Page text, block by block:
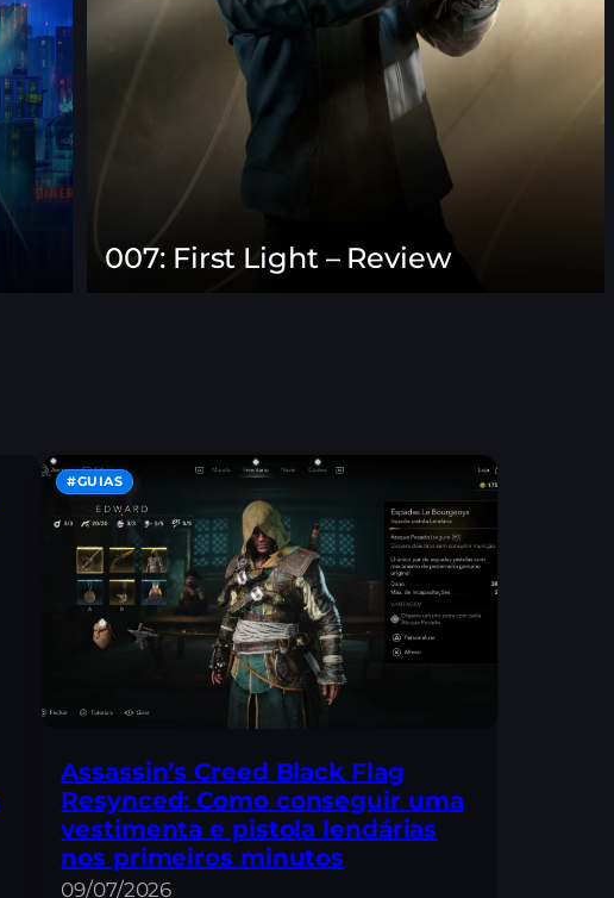
007: First Light – Review
#GUIAS
Assassin’s Creed Black Flag
Resynced: Como conseguir uma
vestimenta e pistola lendárias
nos primeiros minutos
09/07/2026